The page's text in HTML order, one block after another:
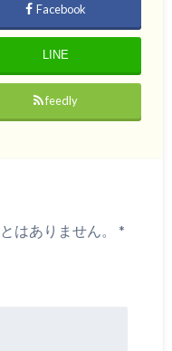
Facebook
LINE
feedly
はありません。
*